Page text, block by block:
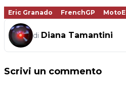
Eric Granado FrenchGP MotoE
di Diana Tamantini
Scrivi un commento